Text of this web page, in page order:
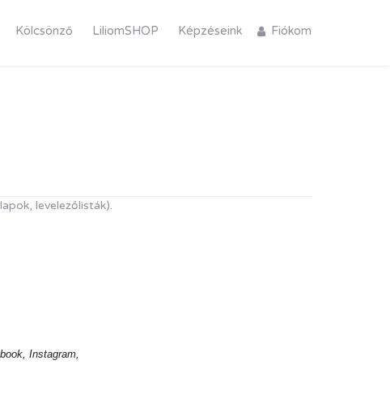
Kölcsönző LiliomSHOP Képzéseink Fiókom
levelezőlisták).
Instagram,